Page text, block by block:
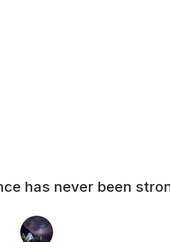
has never been